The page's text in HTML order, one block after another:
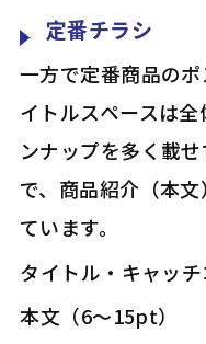
定番チラシ
一方で定番商品の
イトルスペースは
ンナップを多く載
で、商品紹介（本
ています。
――タイトル・キャッ
――本文（6～15pt）